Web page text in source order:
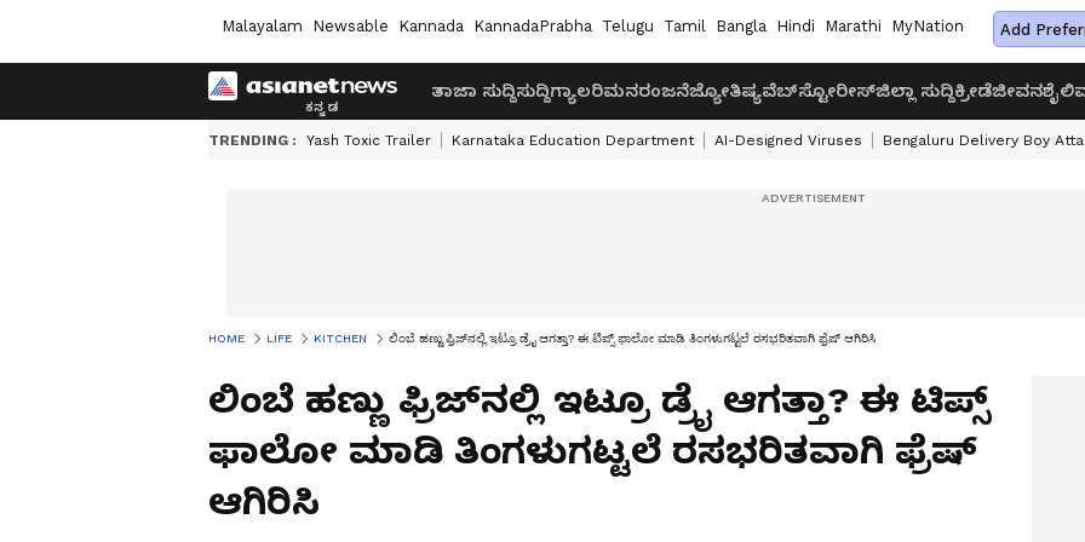
Malayalam Newsable Kannada KannadaPrabha Telugu Tamil Bangla Hindi Marathi MyNation Add
ತಾಜಾ ಸುದ್ದಿಸುದ್ದಿಗ್ಯಾಲರಿಮನರಂಜನೆಜ್ಯೋತಿಷ್ಯವೆಬ್‌ಸ್ಟೋರೀಸ್ಜಿಲ್ಲಾ ಸುದ್ದಿಕ್ರೀಡೆಜೀವನಶೈಲಿ
TRENDING : Yash Toxic Trailer Karnataka Education Department AI-Designed Viruses Bengaluru Delivery Boy
HOME LIFE KITCHEN ಲಿಂಬೆ ಹಣ್ಣು ಫ್ರಿಜ್​ನಲ್ಲಿ ಇಟ್ರೂ ಡ್ರೈ ಆಗತ್ತಾ? ಈ ಟಿಪ್ಸ್​ ಫಾಲೋ ಮಾಡಿ ತಿಂಗಳುಗಟ್ಟಲೆ ರಸಭರಿತವಾಗಿ ಫ್ರೆಷ್​ ಆಗಿರಿಸಿ
ಲಿಂಬೆ ಹಣ್ಣು ಫ್ರಿಜ್​ನಲ್ಲಿ ಇಟ್ರೂ ಡ್ರೈ ಆಗತ್ತಾ? ಈ ಟಿಪ್ಸ್​
ಫಾಲೋ ಮಾಡಿ ತಿಂಗಳುಗಟ್ಟಲೆ ರಸಭರಿತವಾಗಿ ಫ್ರೆಷ್​
ಆಗಿರಿಸಿ